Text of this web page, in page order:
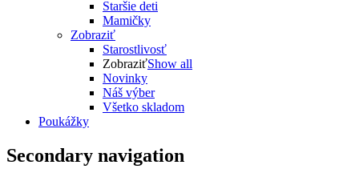
Staršie deti
Mamičky
Zobraziť
Starostlivosť
ZobraziťShow all
Novinky
Náš výber
Všetko skladom
Poukážky
Secondary navigation